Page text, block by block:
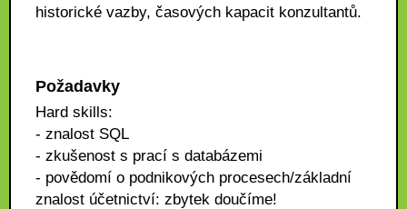
historické vazby, časových kapacit konzultantů.
Požadavky
Hard skills:
- znalost SQL
- zkušenost s prací s databázemi
- povědomí o podnikových procesech/základní
znalost účetnictví: zbytek doučíme!